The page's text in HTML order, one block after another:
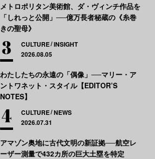
メトロポリタン美術館、ダ・ヴィンチ作品を
「しれっと公開」──億万長者秘蔵の《糸巻
きの聖母》
CULTURE INSIGHT
2026.08.05
わたしたちの永遠の「偶像」──マリー・ア
ントワネット・スタイル【EDITOR’S
NOTES】
CULTURE NEWS
2026.07.31
アマゾン奥地に古代文明の新証拠──航空レ
ーザー測量で432カ所の巨大土塁を特定